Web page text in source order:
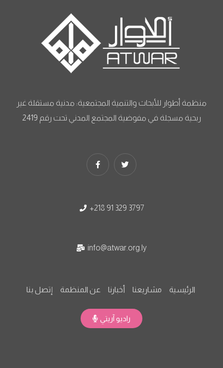
منظمة أطوار للأبحاث والتنمية المجتمعية: مدنية مستقلة غير
ربحية مسجلة في مفوضية المجتمع المدني تحت رقم 2419
+218 91 329 3797​
info@atwar.org.ly
الرئيسية مشاريعنا أخبارنا عن المنظمة إتصل بنا
راديو آريتي